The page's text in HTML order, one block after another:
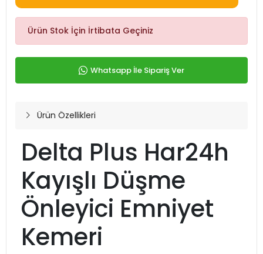
Ürün Stok İçin İrtibata Geçiniz
Whatsapp İle Sipariş Ver
Ürün Özellikleri
Delta Plus Har24h
Kayışlı Düşme
Önleyici Emniyet
Kemeri